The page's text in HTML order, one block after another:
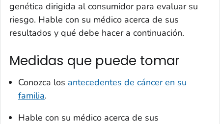
genética dirigida al consumidor para evaluar su
riesgo. Hable con su médico acerca de sus
resultados y qué debe hacer a continuación.
Medidas que puede tomar
Conozca los antecedentes de cáncer en su
familia.
Hable con su médico acerca de sus